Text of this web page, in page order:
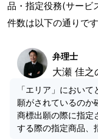
品・指定役務(サービ
件数は以下の通りです
弁理士
大瀬 佳之
「エリア」におい
願がされているのか
商標出願の際に指定
する際の指定商品、